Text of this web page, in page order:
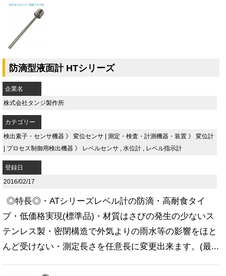
防滴型液面計 HTシリーズ
企業名
株式会社タンジ製作所
カテゴリー
検出素子・センサ機器 》 変位センサ | 測定・検査・計測機器・装置 》 変位計
| プロセス制御用検出機器 》 レベルセンサ 水位計 レベル指示計
登録日
2016/02/17
◎特長◎・ATシリーズレベル計の防滴・高耐食タイ
プ・低価格実現(標準品)・材質はさびの発生の少ないス
テンレス製・密閉構造で外気よりの雨水等の影響をほと
んど受けない・測定長さを任意長に変更出来ます。(最...